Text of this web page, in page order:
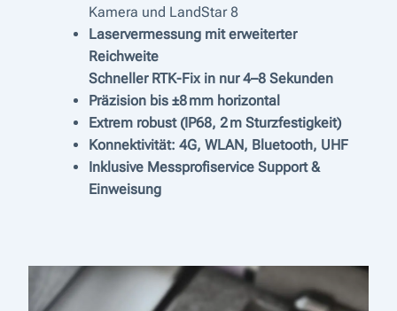
Kamera und LandStar 8
Laservermessung mit erweiterter
Reichweite
Schneller RTK-Fix in nur 4–8 Sekunden
Präzision bis ±8 mm horizontal
Extrem robust (IP68, 2 m Sturzfestigkeit)
Konnektivität: 4G, WLAN, Bluetooth, UHF
Inklusive Messprofiservice Support &
Einweisung